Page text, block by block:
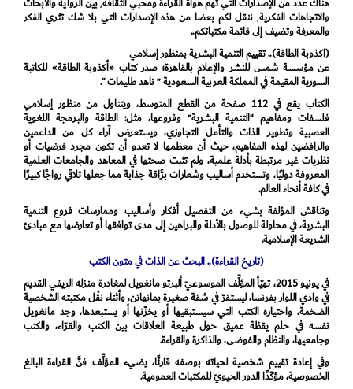
والاتجاهات الفكرية٬ ننقل لكم بعضا من هذه الإصدارات التي بلا شك تثري الفكر
والمعرفة وتضيف إلى قائمة مكتباتكم..
(اكذوبة الطاقة).. تقييم التنمية البشرية بمنظور إسلامي
عن مؤسسة شمس للنشر والإعلام بالقاهرة؛ صدر كتاب «أكذوبة الطاقة» للكاتبة
السورية المقيمة في المملكة العربية السعودية ” ناهد طليمات “.
الكتاب يقع في 112 صفحة من القطع المتوسط، ويتناول من منظور إسلامي
فلسفات ومفاهيم “التنمية البشرية” وفروعها، مثل: الطاقة والبرمجة اللغوية
العصبية وتطوير الذات والتأمل التجاوزي، ويستعرض آراء كل من الداعمين
والرافضين لهذه المفاهيم، حيث أن معظمها لا تعدو أن تكون مجرد فرضيات أو
نظريات غير مرتبطة بأدلة علمية، ولم تثبت صحتها في المعاهد والجامعات العلمية
المعروفة دوليًا، وتستخدم أساليب وشعارات برَّاقة جذابة مما جعلها تلاقي رواجًا كبيرًا
في كافة أنحاء العالم.
وتناقش المؤلفة بشيء من التفصيل أفكار وأساليب وممارسات فروع التنمية
البشرية، في محاولة للوصول بالأدلة والبراهين إلى مدى توافقها أو تعارضها مع مبادئ
الشريعة الإسلامية.
(تاريخ القراءة).. البحث عن الذات في متون الكتب
في يونيو 2015، تهيّأ المؤلِّف الموسوعيّ ألبرتو مانغويل لمغادرة منزله الريفي القديم
في وادي اللوار بفرنسا، ليستقرّ في شقة صغيرة بمانهاتن، وأثناء نقْل مكتبته الشخصية
الضخمة، واختياره الكتب التي سيستبقيها أو يخزّنها أو يستبعدها، وجد مانغويل
نفسه في حلم يقظة عميق حول طبيعة العلاقات بين الكتب والقرّاء، والكتب
وجامعيها، والنظام والفوضى، والذاكرة والقراءة.
وفي إعادة تقييم شخصية لحياته بوصفه قارئًا، يضيء المؤلِّف فنَّ القراءة البالغ
الخصوصية، مؤكّدًا الدور الحيويّ للمكتبات العمومية.